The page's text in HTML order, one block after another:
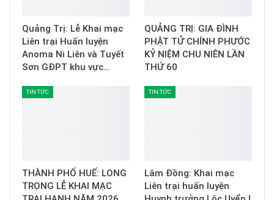
Quảng Trị: Lễ Khai mạc
Liên trại Huấn luyện
Anoma Ni Liên và Tuyết
Sơn GĐPT khu vực…
QUẢNG TRỊ: GIA ĐÌNH
PHẬT TỬ CHÍNH PHƯỚC
KỶ NIỆM CHU NIÊN LẦN
THỨ 60
TIN TỨC
THÀNH PHỐ HUẾ: LONG
TRỌNG LỄ KHAI MẠC
TIN TỨC
Lâm Đồng: Khai mạc
Liên trại huấn luyện